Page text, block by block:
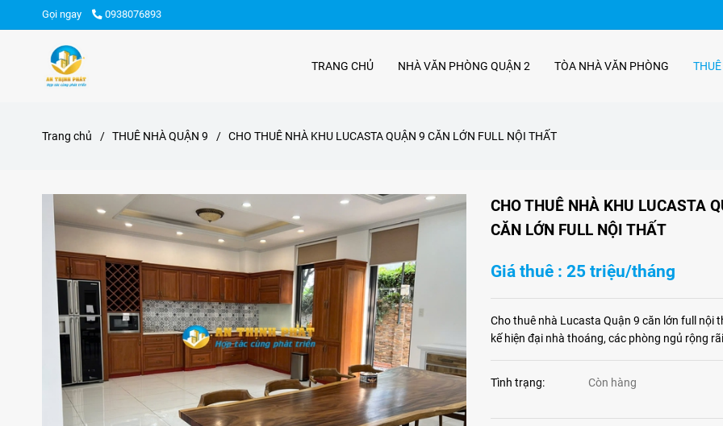
Gọi ngay 0938076893
TRANG CHỦ NHÀ VĂN PHÒNG QUẬN 2 TÒA NHÀ VĂN PHÒNG
Trang chủ / THUÊ NHÀ QUẬN 9 / CHO THUÊ NHÀ KHU LUCASTA QUẬN 9 CĂN LỚN FULL NỘI THẤT
CHO THUÊ NHÀ KHU LUCASTA
CĂN LỚN FULL NỘI THẤT
Giá thuê : 25 triệu/tháng
Cho thuê nhà Lucasta Quận 9 căn lớn full nội
kế hiện đại nhà thoáng, các phòng ngủ rộng
Tình trạng: Còn hàng